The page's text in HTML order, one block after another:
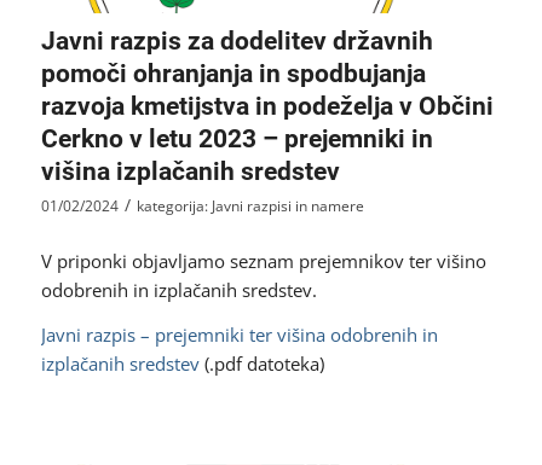
Javni razpis za dodelitev državnih
pomoči ohranjanja in spodbujanja
razvoja kmetijstva in podeželja v Občini
Cerkno v letu 2023 – prejemniki in
višina izplačanih sredstev
01/02/2024 / kategorija: Javni razpisi in namere
V priponki objavljamo seznam prejemnikov ter višino
odobrenih in izplačanih sredstev.
Javni razpis – prejemniki ter višina odobrenih in
izplačanih sredstev(.pdf datoteka)